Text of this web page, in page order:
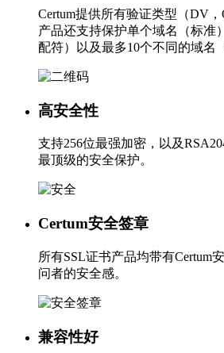
Certum提供所有验证类型（DV
产品还支持保护单个域名（标准
配符）以及最多10个不同的域名
高安全性
支持256位最强加密，以及
最顶级的安全保护。
Certum安全签章
所有SSL证书产品均带有Certum
问者的安全感。
兼容性好